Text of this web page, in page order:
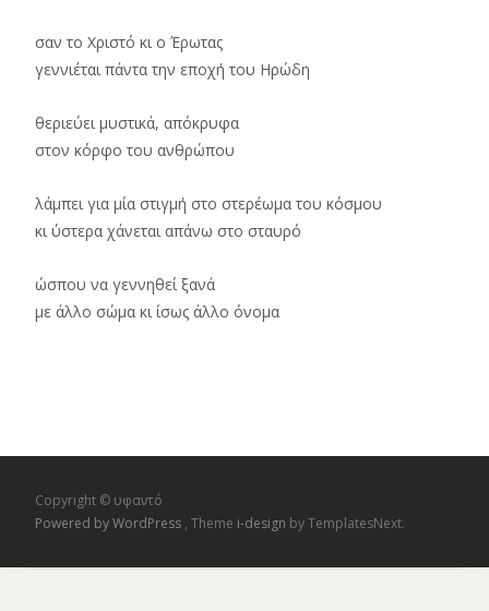
σαν το Χριστό κι ο Έρωτας
γεννιέται πάντα την εποχή του Ηρώδη
θεριεύει μυστικά, απόκρυφα
στον κόρφο του ανθρώπου
λάμπει για μία στιγμή στο στερέωμα του κόσμου
κι ύστερα χάνεται απάνω στο σταυρό
ώσπου να γεννηθεί ξανά
με άλλο σώμα κι ίσως άλλο όνομα
Copyright © υφαντό
Powered by WordPress , Theme i-design by TemplatesNext.